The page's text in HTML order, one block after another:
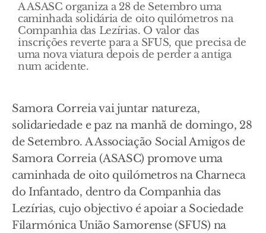
A ASASC organiza a 28 de Setembro uma
caminhada solidária de oito quilómetros na
Companhia das Lezírias. O valor das
inscrições reverte para a SFUS, que precisa de
uma nova viatura depois de perder a antiga
num acidente.
Samora Correia vai juntar natureza,
solidariedade e paz na manhã de domingo, 28
de Setembro. A Associação Social Amigos de
Samora Correia (ASASC) promove uma
caminhada de oito quilómetros na Charneca
do Infantado, dentro da Companhia das
Lezírias, cujo objectivo é apoiar a Sociedade
Filarmónica União Samorense (SFUS) na